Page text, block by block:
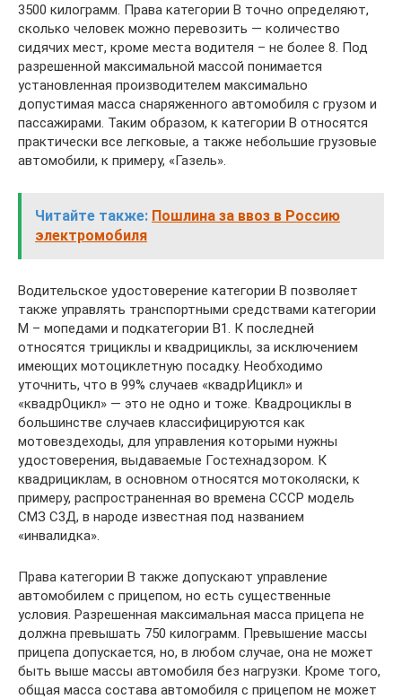
3500 килограмм. Права категории В точно определяют,
сколько человек можно перевозить — количество
сидячих мест, кроме места водителя – не более 8. Под
разрешенной максимальной массой понимается
установленная производителем максимально
допустимая масса снаряженного автомобиля с грузом и
пассажирами. Таким образом, к категории В относятся
практически все легковые, а также небольшие грузовые
автомобили, к примеру, «Газель».
Читайте также: Пошлина за ввоз в Россию
электромобиля
Водительское удостоверение категории В позволяет
также управлять транспортными средствами категории
М – мопедами и подкатегории В1. К последней
относятся трициклы и квадрициклы, за исключением
имеющих мотоциклетную посадку. Необходимо
уточнить, что в 99% случаев «квадрИцикл» и
«квадрОцикл» — это не одно и тоже. Квадроциклы в
большинстве случаев классифицируются как
мотовездеходы, для управления которыми нужны
удостоверения, выдаваемые Гостехнадзором. К
квадрициклам, в основном относятся мотоколяски, к
примеру, распространенная во времена СССР модель
СМЗ С3Д, в народе известная под названием
«инвалидка».
Права категории В также допускают управление
автомобилем с прицепом, но есть существенные
условия. Разрешенная максимальная масса прицепа не
должна превышать 750 килограмм. Превышение массы
прицепа допускается, но, в любом случае, она не может
быть выше массы автомобиля без нагрузки. Кроме того,
общая масса состава автомобиля с прицепом не может